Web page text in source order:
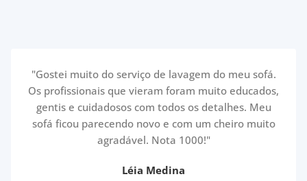
"Gostei muito do serviço de lavagem do meu sofá.
Os profissionais que vieram foram muito educados,
gentis e cuidadosos com todos os detalhes. Meu
sofá ficou parecendo novo e com um cheiro muito
agradável. Nota 1000!"
Léia Medina